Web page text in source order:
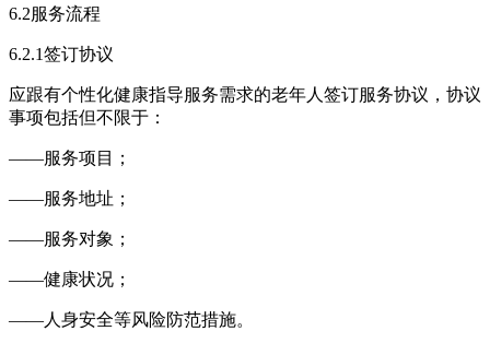
6.2服务流程
6.2.1签订协议
应跟有个性化健康指导服务需求的老年人签订服务协议，协议
事项包括但不限于：
——服务项目；
——服务地址；
——服务对象；
——健康状况；
——人身安全等风险防范措施。